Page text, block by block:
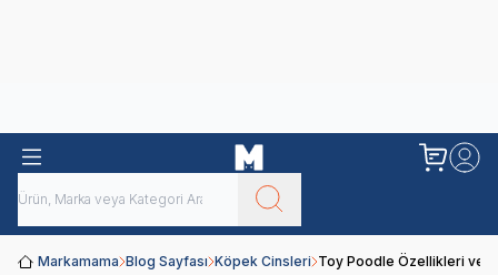
Markamama Blog Sayfası Köpek Cinsleri Toy Poodle Özellikleri ve